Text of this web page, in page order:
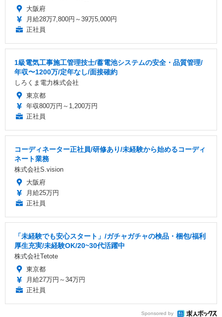
大阪府
月給28万7,800円～39万5,000円
正社員
1級電気工事施工管理技士/蓄電池システムの安全・品質管理/
年収〜1200万/定年なし/面接確約
しろくま電力株式会社
東京都
年収800万円～1,200万円
正社員
コーディネーター正社員/研修あり/未経験から始めるコーディ
ネート業務
株式会社S.vision
大阪府
月給25万円
正社員
「未経験でも安心スタート」/ガチャガチャの検品・梱包/福利
厚生充実/未経験OK/20~30代活躍中
株式会社Tetote
東京都
月給27万円～34万円
正社員
Sponsored by